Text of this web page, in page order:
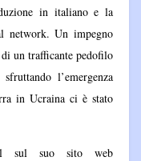
in italiano e la
network. Un impegno
un trafficante pedofilo
l’emergenza
in Ucraina ci è stato
sul suo sito web